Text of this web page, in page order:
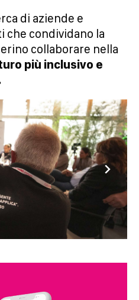
di aziende e
condividano la
collaborare nella
più inclusivo e